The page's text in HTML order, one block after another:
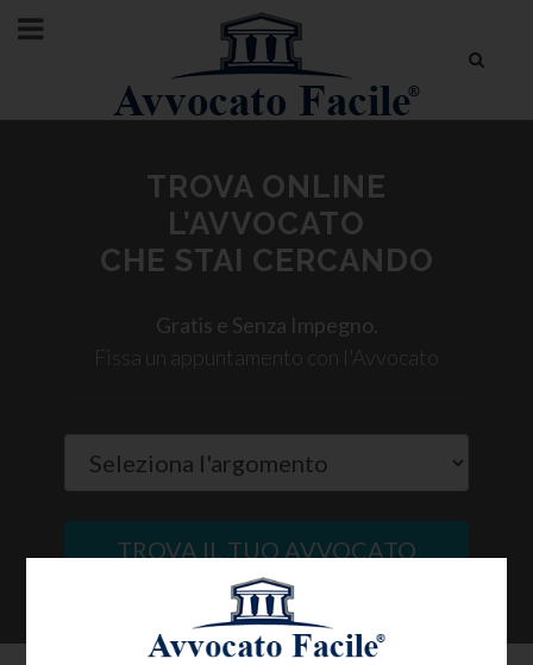
TROVA ONLINE
L’AVVOCATO
CHE STAI CERCANDO
Gratis e Senza Impegno.
Fissa un appuntamento con l'Avvocato
TROVA IL TUO AVVOCATO